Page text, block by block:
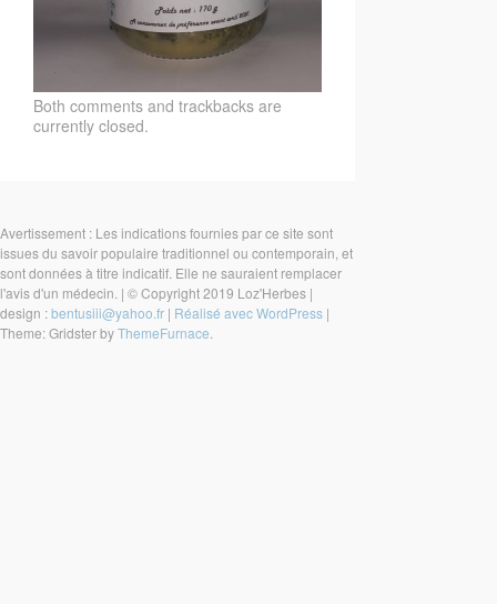
Both comments and trackbacks are
currently closed.
Avertissement : Les indications fournies par ce site sont
issues du savoir populaire traditionnel ou contemporain, et
sont données à titre indicatif. Elle ne sauraient remplacer
l'avis d'un médecin. | © Copyright 2019 Loz'Herbes |
design :bentusiii@yahoo.fr | Réalisé avec WordPress |
Theme: Gridster byThemeFurnace